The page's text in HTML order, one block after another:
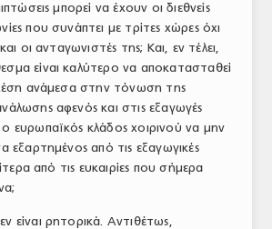
μπορεί να έχουν οι διεθνείς
που συνάπτει με τρίτες χώρες όχι
οι ανταγωνιστές της; Και, εν τέλει,
είναι καλύτερο να αποκατασταθεί
ανάμεσα στην τόνωση της
αφενός και στις εξαγωγές
ευρωπαϊκός κλάδος χοιρινού να μην
εξαρτημένος από τις εξαγωγικές
από τις ευκαιρίες που σήμερα
είναι ρητορικά. Αντιθέτως,